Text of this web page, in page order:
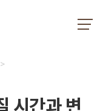
시간과 변